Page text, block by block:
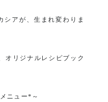
シアが、生まれ変わりま
オリジナルレシピブック
ニュー*～